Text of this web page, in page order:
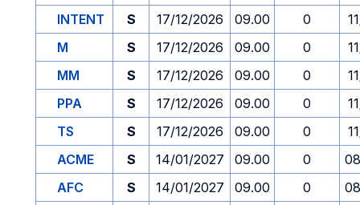
INTENT
S 17/12/2026 09.00 0
M
S 17/12/2026 09.00 0
MM
S 17/12/2026 09.00 0
PPA
S 17/12/2026 09.00 0
TS
S 17/12/2026 09.00 0
ACME
S 14/01/2027 09.00 0
AFC
S 14/01/2027 09.00 0